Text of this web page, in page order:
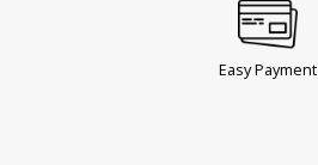
Easy Payment